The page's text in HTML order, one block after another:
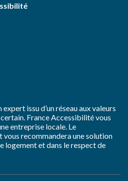
issu d’un réseau aux valeurs
France Accessibilité vous
entreprise locale. Le
recommandera une solution
logement et dans le respect de